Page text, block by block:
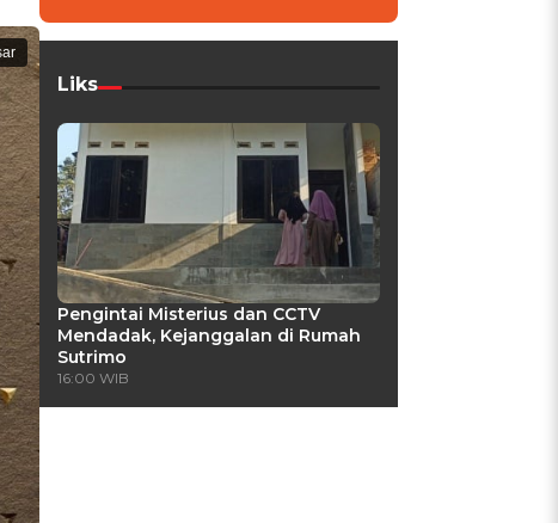
Liks
Pengintai Misterius dan CCTV
Mendadak, Kejanggalan di Rumah
Sutrimo
16:00 WIB